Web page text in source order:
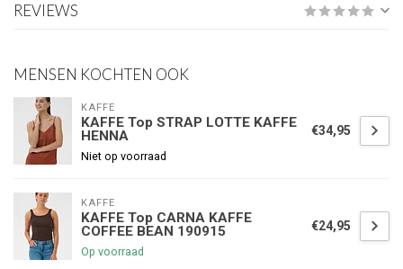
REVIEWS
MENSEN KOCHTEN OOK
KAFFE
KAFFE Top STRAP LOTTE KAFFE
HENNA
Niet op voorraad
€34,95
KAFFE
KAFFE Top CARNA KAFFE
COFFEE BEAN 190915
Op voorraad
€24,95